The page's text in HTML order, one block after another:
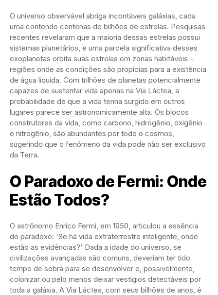
O universo observável abriga incontáveis galáxias, cada
uma contendo centenas de bilhões de estrelas. Pesquisas
recentes revelaram que a maioria dessas estrelas possui
sistemas planetários, e uma parcela significativa desses
exoplanetas orbita suas estrelas em zonas habitáveis –
regiões onde as condições são propícias para a existência
de água líquida. Com trilhões de planetas potencialmente
capazes de sustentar vida apenas na Via Láctea, a
probabilidade de que a vida tenha surgido em outros
lugares parece ser astronomicamente alta. Os blocos
construtores da vida, como carbono, hidrogênio, oxigênio
e nitrogênio, são abundantes por todo o cosmos,
sugerindo que o fenômeno da vida pode não ser exclusivo
da Terra.
O Paradoxo de Fermi: Onde
Estão Todos?
O astrônomo Enrico Fermi, em 1950, articulou a essência
do paradoxo: 'Se há vida extraterrestre inteligente, onde
estão as evidências?' Dada a idade do universo, se
civilizações avançadas são comuns, deveriam ter tido
tempo de sobra para se desenvolver e, possivelmente,
colonizar ou pelo menos deixar vestígios detectáveis por
toda a galáxia. A Via Láctea, com seus bilhões de anos, é